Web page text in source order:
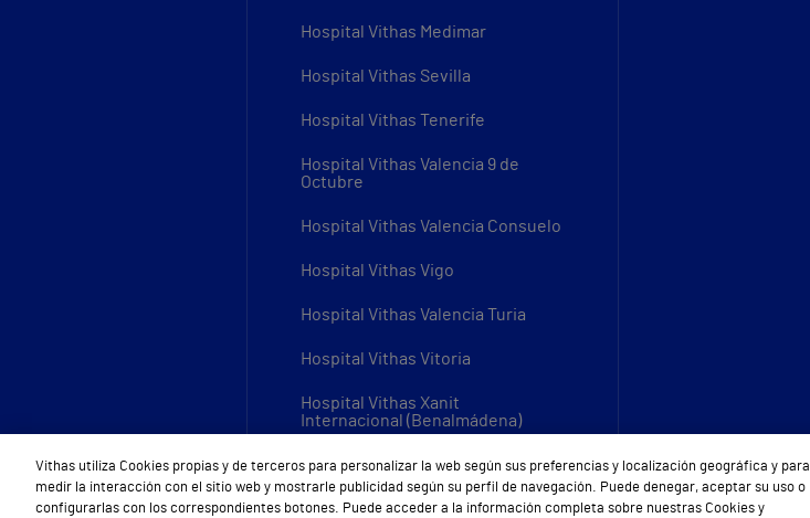
Hospital Vithas Medimar
Hospital Vithas Sevilla
Hospital Vithas Tenerife
Hospital Vithas Valencia 9 de
Octubre
Hospital Vithas Valencia Consuelo
Hospital Vithas Vigo
Hospital Vithas Valencia Turia
Hospital Vithas Vitoria
Hospital Vithas Xanit
Internacional (Benalmádena)
Todos los centros Vithas
Vithas utiliza Cookies propias y de terceros para personalizar la web según sus preferencias y localización geográfica y para
medir la interacción con el sitio web y mostrarle publicidad según su perfil de navegación. Puede denegar, aceptar su uso o
configurarlas con los correspondientes botones. Puede acceder a la información completa sobre nuestras Cookies y